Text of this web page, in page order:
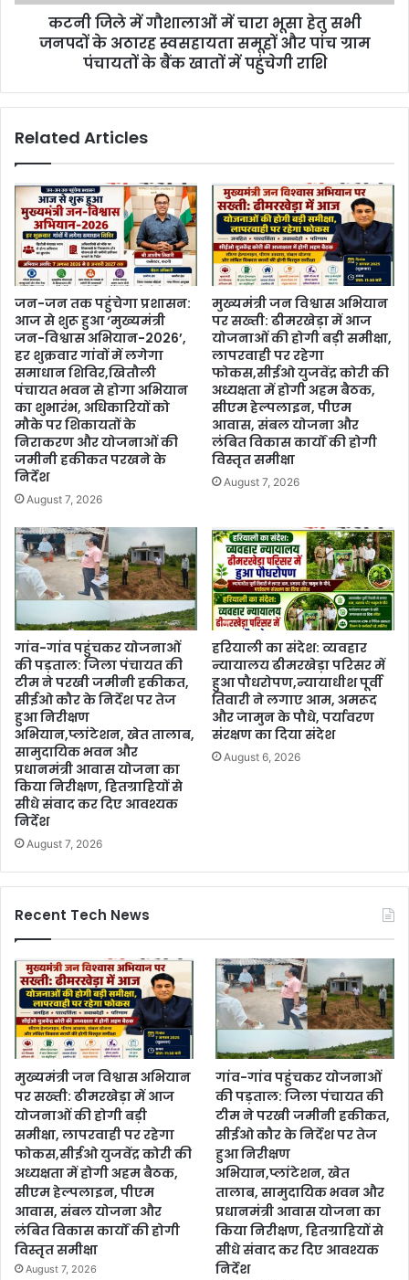
कटनी जिले में गौशालाओं में चारा भूसा हेतु सभी
जनपदों के अठारह स्वसहायता समूहों और पांच ग्राम
पंचायतों के बैंक खातों में पहुंचेगी राशि
Related Articles
जन-जन तक पहुंचेगा प्रशासन:
आज से शुरू हुआ ‘मुख्यमंत्री
जन-विश्वास अभियान-2026’,
हर शुक्रवार गांवों में लगेगा
समाधान शिविर,खितौली
पंचायत भवन से होगा अभियान
का शुभारंभ, अधिकारियों को
मौके पर शिकायतों के
निराकरण और योजनाओं की
जमीनी हकीकत परखने के
निर्देश
August 7, 2026
मुख्यमंत्री जन विश्वास अभियान
पर सख्ती: ढीमरखेड़ा में आज
योजनाओं की होगी बड़ी समीक्षा,
लापरवाही पर रहेगा
फोकस,सीईओ युजवेंद्र कोरी की
अध्यक्षता में होगी अहम बैठक,
सीएम हेल्पलाइन, पीएम
आवास, संबल योजना और
लंबित विकास कार्यों की होगी
विस्तृत समीक्षा
August 7, 2026
गांव-गांव पहुंचकर योजनाओं
की पड़ताल: जिला पंचायत की
टीम ने परखी जमीनी हकीकत,
सीईओ कौर के निर्देश पर तेज
हुआ निरीक्षण
अभियान,प्लांटेशन, खेत तालाब,
सामुदायिक भवन और
प्रधानमंत्री आवास योजना का
किया निरीक्षण, हितग्राहियों से
सीधे संवाद कर दिए आवश्यक
निर्देश
August 7, 2026
हरियाली का संदेश: व्यवहार
न्यायालय ढीमरखेड़ा परिसर में
हुआ पौधरोपण,न्यायाधीश पूर्वी
तिवारी ने लगाए आम, अमरूद
और जामुन के पौधे, पर्यावरण
संरक्षण का दिया संदेश
August 6, 2026
Recent Tech News
मुख्यमंत्री जन विश्वास अभियान
पर सख्ती: ढीमरखेड़ा में आज
योजनाओं की होगी बड़ी
समीक्षा, लापरवाही पर रहेगा
फोकस,सीईओ युजवेंद्र कोरी की
अध्यक्षता में होगी अहम बैठक,
सीएम हेल्पलाइन, पीएम
आवास, संबल योजना और
लंबित विकास कार्यों की होगी
विस्तृत समीक्षा
August 7, 2026
गांव-गांव पहुंचकर योजनाओं
की पड़ताल: जिला पंचायत की
टीम ने परखी जमीनी हकीकत,
सीईओ कौर के निर्देश पर तेज
हुआ निरीक्षण
अभियान,प्लांटेशन, खेत
तालाब, सामुदायिक भवन और
प्रधानमंत्री आवास योजना का
किया निरीक्षण, हितग्राहियों से
सीधे संवाद कर दिए आवश्यक
निर्देश